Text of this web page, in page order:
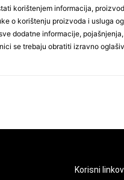
korištenjem informacija,
o korištenju proizvoda i usluga
dodatne informacije,
se trebaju obratiti izravno
Korisni